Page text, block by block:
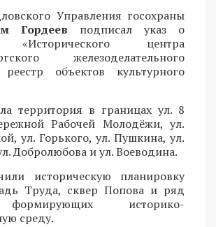
Управления госохраны
Гордеев подписал указ о
«Исторического центра
железоделательного
объектов культурного
территория в границах ул. 8
Рабочей Молодёжи, ул.
ул. Горького, ул. Пушкина, ул.
Добролюбова и ул. Воеводина.
историческую планировку
Труда, сквер Попова и ряд
историко-
среду.